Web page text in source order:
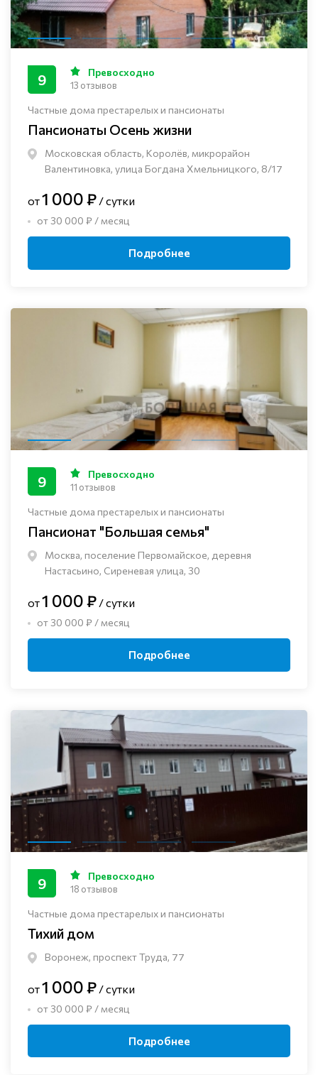
Частные дома престарелых и пансионаты
Пансионаты Осень жизни
Московская область, Королёв, микрорайон
Валентиновка, улица Богдана Хмельницкого, 8/17
9 Превосходно
13 отзывов
от1 000 ₽ / сутки
от 30 000 ₽ / месяц
Подробнее
Частные дома престарелых и пансионаты
Пансионат "Большая семья"
Москва, поселение Первомайское, деревня
Настасьино, Сиреневая улица, 30
9 Превосходно
11 отзывов
от1 000 ₽ / сутки
от 30 000 ₽ / месяц
Подробнее
Частные дома престарелых и пансионаты
Тихий дом
Воронеж, проспект Труда, 77
9 Превосходно
18 отзывов
от1 000 ₽ / сутки
от 30 000 ₽ / месяц
Подробнее